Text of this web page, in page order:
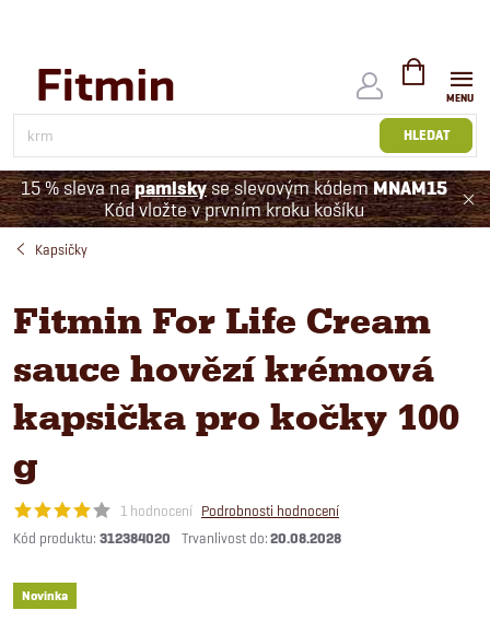
HLEDAT
NÁKUPNÍ
KOŠÍK
15 % sleva napamlskyse slevovým kódemMNAM15
Kód vložte v prvním kroku košíku
Kapsičky
Fitmin For Life Cream
sauce hovězí krémová
kapsička pro kočky 100
g
1 hodnocení Podrobnosti hodnocení
Kód produktu: 312384020 20.08.2028
Novinka